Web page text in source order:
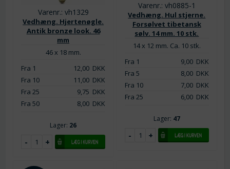
Varenr.: vh1329
Vedhæng. Hjertenøgle.
Antik bronze look. 46
mm
46 x 18 mm.
Fra 1
12,00DKK
Fra 10
11,00DKK
Fra 25
9,75 DKK
Fra 50
8,00DKK
Lager: 26
Varenr.: vh0885-1
Vedhæng. Hul stjerne.
Forsølvet tibetansk
sølv. 14 mm. 10 stk.
14 x 12 mm. Ca. 10 stk.
Fra 1
9,00DKK
Fra 5
8,00DKK
Fra 10
7,00DKK
Fra 25
6,00DKK
Lager: 47